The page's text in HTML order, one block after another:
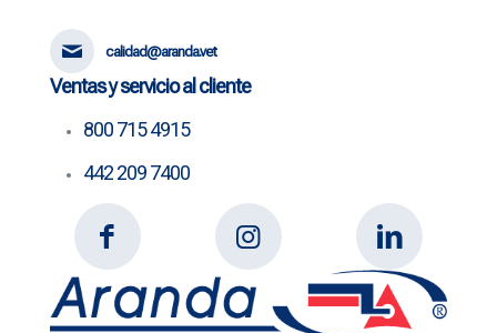
calidad@aranda.vet
Ventas y servicio al cliente
800 715 4915
442 209 7400